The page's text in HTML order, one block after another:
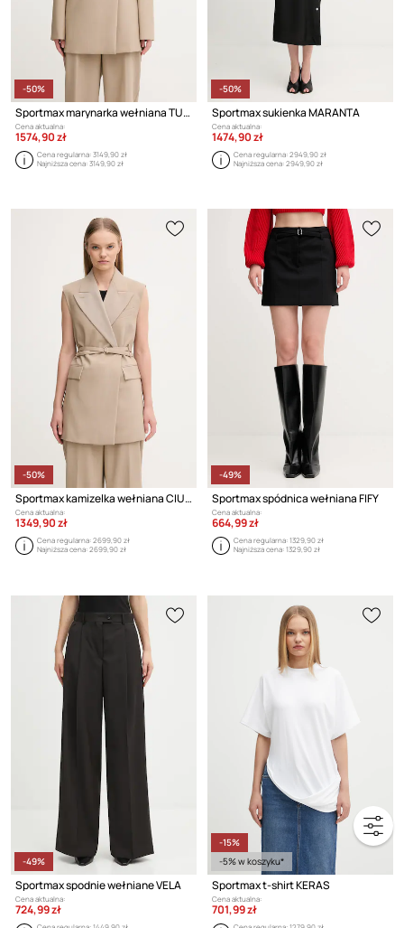
-50%
Sportmax marynarka wełniana TUBINGA
Cena aktualna:
1574,90 zł
Cena regularna:3149,90 zł
Najniższa cena:3149,90 zł
-50%
Sportmax sukienka MARANTA
Cena aktualna:
1474,90 zł
Cena regularna:2949,90 zł
Najniższa cena:2949,90 zł
-50%
Sportmax kamizelka wełniana CIURMA
Cena aktualna:
1349,90 zł
Cena regularna:2699,90 zł
Najniższa cena:2699,90 zł
-49%
Sportmax spódnica wełniana FIFY
Cena aktualna:
664,99 zł
Cena regularna:1329,90 zł
Najniższa cena:1329,90 zł
-49%
Sportmax spodnie wełniane VELA
Cena aktualna:
724,99 zł
-15%
-5% w koszyku*
Sportmax t-shirt KERAS
Cena aktualna:
701,99 zł